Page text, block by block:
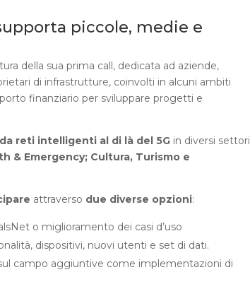
piccole, medie e
della sua prima call, dedicata ad aziende,
di infrastrutture, coinvolti in alcuni ambiti
finanziario per sviluppare progetti e
reti intelligenti al di là del 5G in diversi settori
& Emergency; Cultura, Turismo e
attraverso due diverse opzioni:
o miglioramento dei casi d’uso
dispositivi, nuovi utenti e set di dati.
campo aggiuntive come implementazioni di